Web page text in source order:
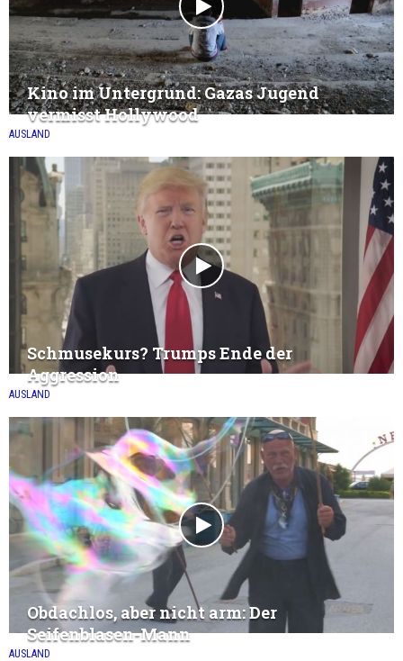
AUSLAND
Kino im Untergrund: Gazas Jugend
vermisst Hollywood
AUSLAND
Schmusekurs? Trumps Ende der
Aggression
AUSLAND
Obdachlos, aber nicht arm: Der
Seifenblasen-Mann